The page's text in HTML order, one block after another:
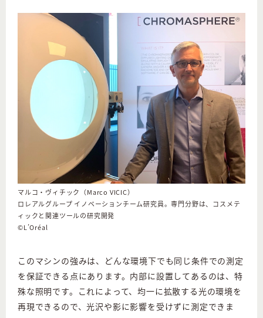
マルコ・ヴィチック（Marco VICIC）
ロレアルグループ イノベーションチーム研究員。専門分野は、コスメテ
ィックと関連ツールの研究開発
©︎L’Oréal
このマシンの強みは、どんな環境下でも同じ条件での測定
を保証できる点にあります。内部に設置してあるのは、特
殊な照明です。これによって、均一に拡散する光の環境を
再現できるので、光沢や影に影響を受けずに測定できま